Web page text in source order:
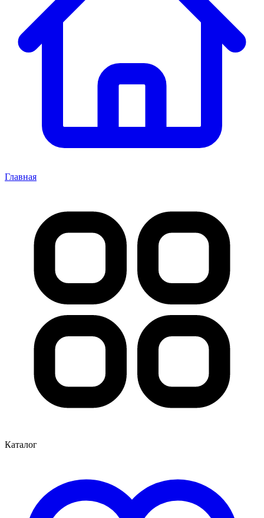
Главная
Каталог